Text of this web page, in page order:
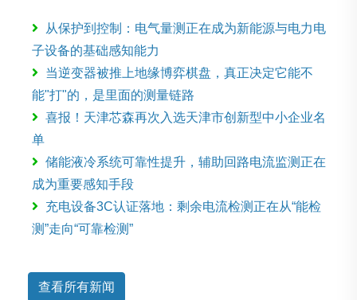
从保护到控制：电气量测正在成为新能源与电力电
子设备的基础感知能力
当逆变器被推上地缘博弈棋盘，真正决定它能不
能"打"的，是里面的测量链路
喜报！天津芯森再次入选天津市创新型中小企业名
单
储能液冷系统可靠性提升，辅助回路电流监测正在
成为重要感知手段
充电设备3C认证落地：剩余电流检测正在从“能检
测”走向“可靠检测”
查看所有新闻